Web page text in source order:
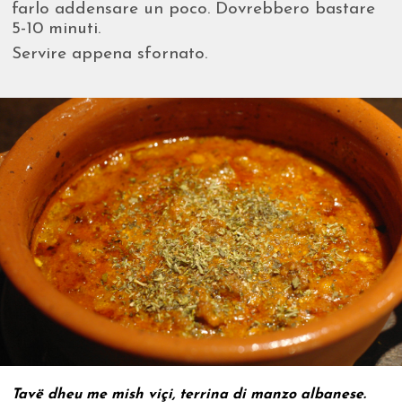
farlo addensare un poco. Dovrebbero bastare
5-10 minuti.
Servire appena sfornato.
Tavë dheu me mish viçi, terrina di manzo albanese.